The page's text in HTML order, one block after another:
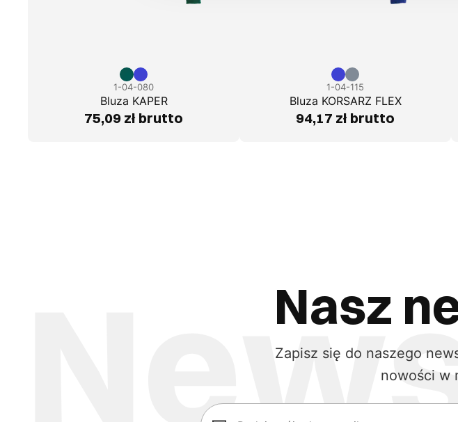
1-04-080
Bluza KAPER
75,09 zł brutto
1-04-115
Bluza KORSARZ FLEX
94,17 zł brutto
Nasz
Zapisz się do naszego
nowości w